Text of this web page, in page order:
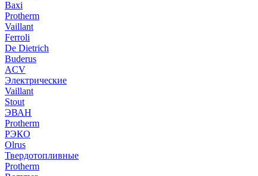
Baxi
Protherm
Vaillant
Ferroli
De Dietrich
Buderus
ACV
Электрические
Vaillant
Stout
ЭВАН
Protherm
РЭКО
Olrus
Твердотопливные
Protherm